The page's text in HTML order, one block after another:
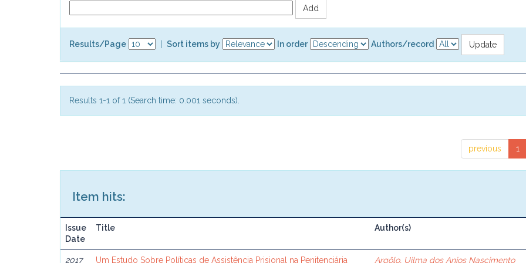
Results/Page Sort items by In order Authors/record
Results 1-1 of 1 (Search time: 0.001 seconds).
previous 1
Item hits:
Issue
Date
Title Author(s)
2017 Um Estudo Sobre Políticas de Assistência Prisional na Penitenciária Argôlo, Uilma dos Anjos Nascimento